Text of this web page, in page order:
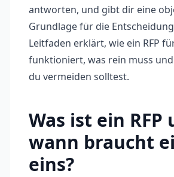
antworten, und gibt dir eine
Grundlage für die
Leitfaden erklärt, wie ein RFP
funktioniert, was rein muss
du vermeiden solltest.
Was ist ein RFP
wann braucht
eins?